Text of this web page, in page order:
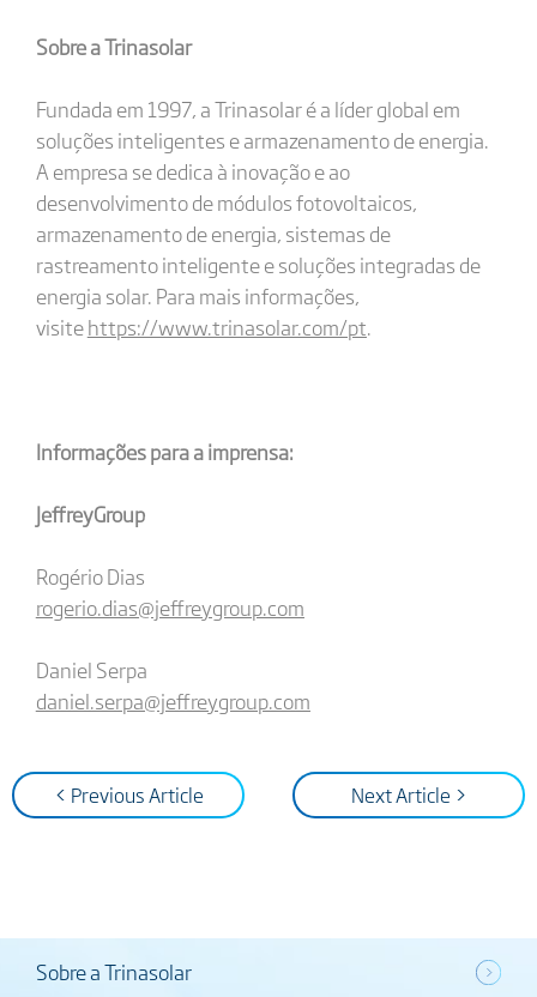
Sobre a Trinasolar
Fundada em 1997, a Trinasolar é a líder global em
soluções inteligentes e armazenamento de energia.
A empresa se dedica à inovação e ao
desenvolvimento de módulos fotovoltaicos,
armazenamento de energia, sistemas de
rastreamento inteligente e soluções integradas de
energia solar. Para mais informações,
visitehttps://www.trinasolar.com/pt.
Informações para a imprensa:
JeffreyGroup
Rogério Dias
rogerio.dias@jeffreygroup.com
Daniel Serpa
daniel.serpa@jeffreygroup.com
< Previous Article Next Article >
Sobre a Trinasolar